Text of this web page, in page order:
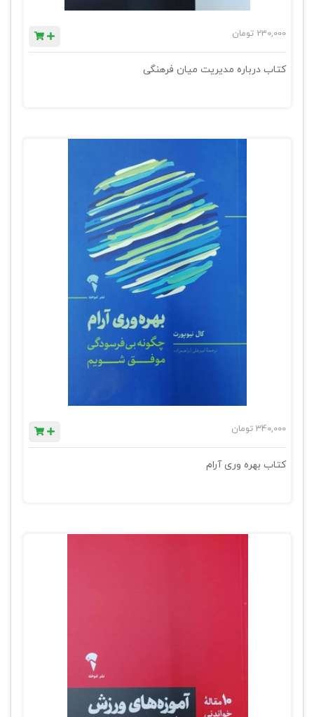
230,000 تومان
کتاب درباره مدیریت میان فرهنگی
340,000 تومان
کتاب بهره وری آرام